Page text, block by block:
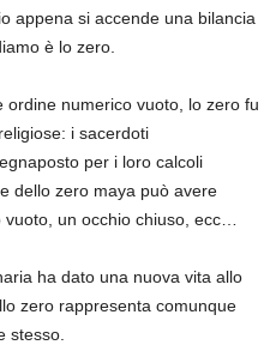
appena si accende una bilancia
è lo zero.
numerico vuoto, lo zero fu
i sacerdoti
per i loro calcoli
dello zero maya può avere
un occhio chiuso, ecc…
ha dato una nuova vita allo
zero rappresenta comunque
stesso.